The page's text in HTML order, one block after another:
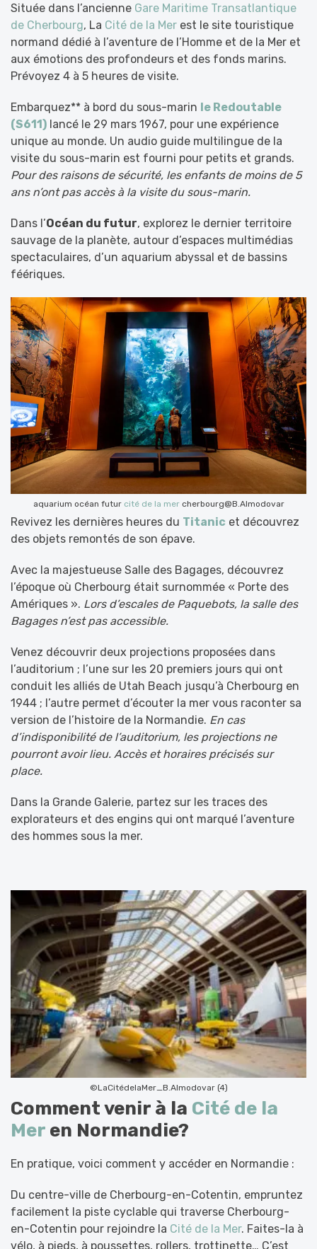
Située dans l’ancienne Gare Maritime Transatlantique
de Cherbourg, La Cité de la Mer est le site touristique
normand dédié à l’aventure de l’Homme et de la Mer et
aux émotions des profondeurs et des fonds marins.
Prévoyez 4 à 5 heures de visite.
Embarquez** à bord du sous-marin le Redoutable
(S611) lancé le 29 mars 1967, pour une expérience
unique au monde. Un audio guide multilingue de la
visite du sous-marin est fourni pour petits et grands.
Pour des raisons de sécurité, les enfants de moins de 5
ans n’ont pas accès à la visite du sous-marin.
Dans l’Océan du futur, explorez le dernier territoire
sauvage de la planète, autour d’espaces multimédias
spectaculaires, d’un aquarium abyssal et de bassins
féériques.
aquarium océan futur cité de la mercherbourg@B.Almodovar
Revivez les dernières heures du Titanic et découvrez
des objets remontés de son épave.
Avec la majestueuse Salle des Bagages, découvrez
l’époque où Cherbourg était surnommée « Porte des
Amériques ». Lors d’escales de Paquebots, la salle des
Bagages n’est pas accessible.
Venez découvrir deux projections proposées dans
l’auditorium ; l’une sur les 20 premiers jours qui ont
conduit les alliés de Utah Beach jusqu’à Cherbourg en
1944 ; l’autre permet d’écouter la mer vous raconter sa
version de l’histoire de la Normandie. En cas
d’indisponibilité de l’auditorium, les projections ne
pourront avoir lieu. Accès et horaires précisés sur
place.
Dans la Grande Galerie, partez sur les traces des
explorateurs et des engins qui ont marqué l’aventure
des hommes sous la mer.
©LaCitédelaMer_B.Almodovar (4)
Comment venir à la Cité de la
Mer en Normandie?
En pratique, voici comment y accéder en Normandie :
Du centre-ville de Cherbourg-en-Cotentin, empruntez
facilement la piste cyclable qui traverse Cherbourg-
en-Cotentin pour rejoindre la Cité de la Mer. Faites-la à
vélo, à pieds, à poussettes, rollers, trottinette… C’est